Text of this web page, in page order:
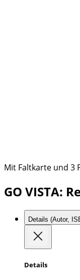
Mit Faltkarte und 3
GO VISTA:
Details (Autor,
Details